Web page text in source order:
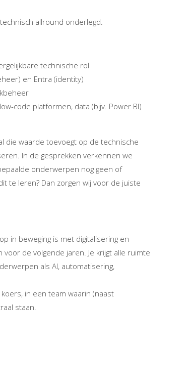
allround onderlegd.
technische rol
en Entra (identity)
code platformen, data (bijv. Power BI)
die waarde toevoegt op de technische
In de gesprekken verkennen we
onderwerpen nog geen of
te leren? Dan zorgen wij voor de juiste
in beweging is met digitalisering en
de volgende jaren. Je krijgt alle ruimte
als AI, automatisering,
in een team waarin (naast
staan.